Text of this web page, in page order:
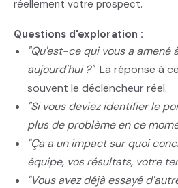
réellement votre prospect.
Questions d'exploration :
"Qu'est-ce qui vous a amené
aujourd'hui ?"La réponse à
souvent le déclencheur réel.
"Si vous deviez identifier le
plus de problème en ce
"Ça a un impact sur quoi
équipe, vos résultats, votre
"Vous avez déjà essayé